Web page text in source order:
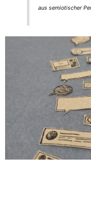
aus semiotischer